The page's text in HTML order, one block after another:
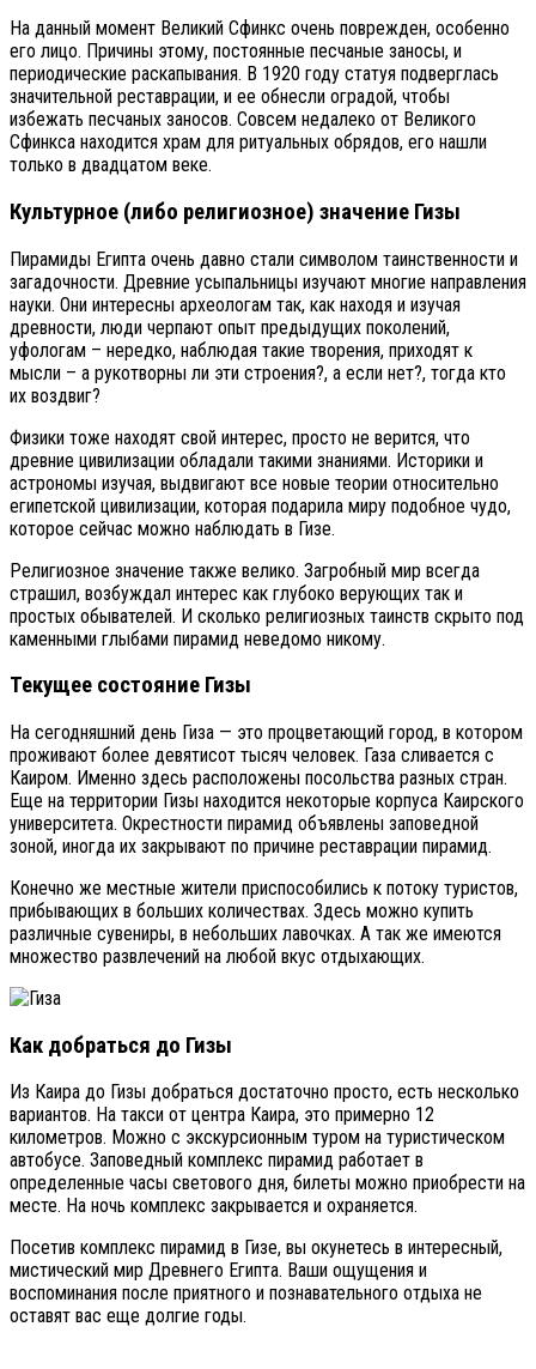
На данный момент Великий Сфинкс очень поврежден, особенно
его лицо. Причины этому, постоянные песчаные заносы, и
периодические раскапывания. В 1920 году статуя подверглась
значительной реставрации, и ее обнесли оградой, чтобы
избежать песчаных заносов. Совсем недалеко от Великого
Сфинкса находится храм для ритуальных обрядов, его нашли
только в двадцатом веке.
Культурное (либо религиозное) значение Гизы
Пирамиды Египта очень давно стали символом таинственности и
загадочности. Древние усыпальницы изучают многие направления
науки. Они интересны археологам так, как находя и изучая
древности, люди черпают опыт предыдущих поколений,
уфологам – нередко, наблюдая такие творения, приходят к
мысли – а рукотворны ли эти строения?, а если нет?, тогда кто
их воздвиг?
Физики тоже находят свой интерес, просто не верится, что
древние цивилизации обладали такими знаниями. Историки и
астрономы изучая, выдвигают все новые теории относительно
египетской цивилизации, которая подарила миру подобное чудо,
которое сейчас можно наблюдать в Гизе.
Религиозное значение также велико. Загробный мир всегда
страшил, возбуждал интерес как глубоко верующих так и
простых обывателей. И сколько религиозных таинств скрыто под
каменными глыбами пирамид неведомо никому.
Текущее состояние Гизы
На сегодняшний день Гиза — это процветающий город, в котором
проживают более девятисот тысяч человек. Газа сливается с
Каиром. Именно здесь расположены посольства разных стран.
Еще на территории Гизы находится некоторые корпуса Каирского
университета. Окрестности пирамид объявлены заповедной
зоной, иногда их закрывают по причине реставрации пирамид.
Конечно же местные жители приспособились к потоку туристов,
прибывающих в больших количествах. Здесь можно купить
различные сувениры, в небольших лавочках. А так же имеются
множество развлечений на любой вкус отдыхающих.
Как добраться до Гизы
Из Каира до Гизы добраться достаточно просто, есть несколько
вариантов. На такси от центра Каира, это примерно 12
километров. Можно с экскурсионным туром на туристическом
автобусе. Заповедный комплекс пирамид работает в
определенные часы светового дня, билеты можно приобрести на
месте. На ночь комплекс закрывается и охраняется.
Посетив комплекс пирамид в Гизе, вы окунетесь в интересный,
мистический мир Древнего Египта. Ваши ощущения и
воспоминания после приятного и познавательного отдыха не
оставят вас еще долгие годы.